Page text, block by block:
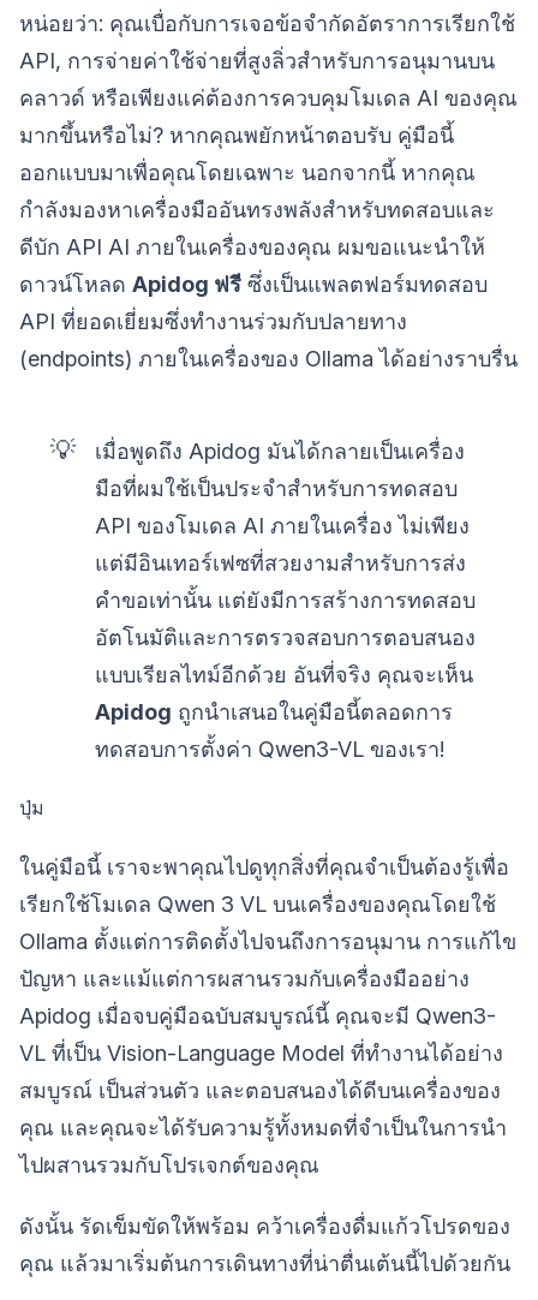
หน่อยว่า: คุณเบื่อกับการเจอข้อจำกัดอัตราการเรียกใช้
API, การจ่ายค่าใช้จ่ายที่สูงลิ่วสำหรับการอนุมานบน
คลาวด์ หรือเพียงแค่ต้องการควบคุมโมเดล AI ของคุณ
มากขึ้นหรือไม่? หากคุณพยักหน้าตอบรับ คู่มือนี้
ออกแบบมาเพื่อคุณโดยเฉพาะ นอกจากนี้ หากคุณ
กำลังมองหาเครื่องมืออันทรงพลังสำหรับทดสอบและ
ดีบัก API AI ภายในเครื่องของคุณ ผมขอแนะนำให้
ดาวน์โหลด Apidog ฟรี ซึ่งเป็นแพลตฟอร์มทดสอบ
API ที่ยอดเยี่ยมซึ่งทำงานร่วมกับปลายทาง
(endpoints) ภายในเครื่องของ Ollama ได้อย่างราบรื่น
💡
เมื่อพูดถึง Apidog มันได้กลายเป็นเครื่อง
มือที่ผมใช้เป็นประจำสำหรับการทดสอบ
API ของโมเดล AI ภายในเครื่อง ไม่เพียง
แต่มีอินเทอร์เฟซที่สวยงามสำหรับการส่ง
คำขอเท่านั้น แต่ยังมีการสร้างการทดสอบ
อัตโนมัติและการตรวจสอบการตอบสนอง
แบบเรียลไทม์อีกด้วย อันที่จริง คุณจะเห็น
Apidog ถูกนำเสนอในคู่มือนี้ตลอดการ
ทดสอบการตั้งค่า Qwen3-VL ของเรา!
ปุ่ม
ในคู่มือนี้ เราจะพาคุณไปดูทุกสิ่งที่คุณจำเป็นต้องรู้เพื่อ
เรียกใช้โมเดล Qwen 3 VL บนเครื่องของคุณโดยใช้
Ollama ตั้งแต่การติดตั้งไปจนถึงการอนุมาน การแก้ไข
ปัญหา และแม้แต่การผสานรวมกับเครื่องมืออย่าง
Apidog เมื่อจบคู่มือฉบับสมบูรณ์นี้ คุณจะมี Qwen3-
VL ที่เป็น Vision-Language Model ที่ทำงานได้อย่าง
สมบูรณ์ เป็นส่วนตัว และตอบสนองได้ดีบนเครื่องของ
คุณ และคุณจะได้รับความรู้ทั้งหมดที่จำเป็นในการนำ
ไปผสานรวมกับโปรเจกต์ของคุณ
ดังนั้น รัดเข็มขัดให้พร้อม คว้าเครื่องดื่มแก้วโปรดของ
คุณ แล้วมาเริ่มต้นการเดินทางที่น่าตื่นเต้นนี้ไปด้วยกัน